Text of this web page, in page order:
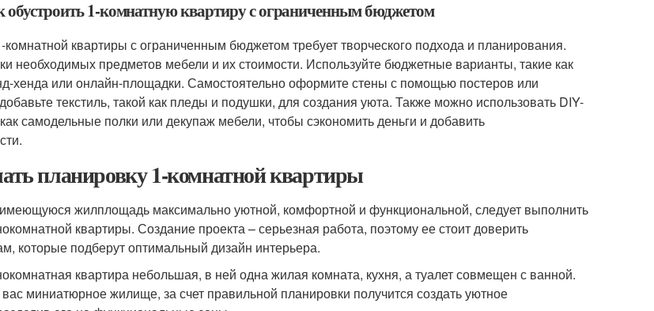
обустроить 1-комнатную квартиру с ограниченным бюджетом
комнатной квартиры с ограниченным бюджетом требует творческого подхода и планирования.
необходимых предметов мебели и их стоимости. Используйте бюджетные варианты, такие как
хенда или онлайн-площадки. Самостоятельно оформите стены с помощью постеров или
текстиль, такой как пледы и подушки, для создания уюта. Также можно использовать DIY-
самодельные полки или декупаж мебели, чтобы сэкономить деньги и добавить
планировку 1-комнатной квартиры
жилплощадь максимально уютной, комфортной и функциональной, следует выполнить
квартиры. Создание проекта – серьезная работа, поэтому ее стоит доверить
которые подберут оптимальный дизайн интерьера.
квартира небольшая, в ней одна жилая комната, кухня, а туалет совмещен с ванной.
миниатюрное жилище, за счет правильной планировки получится создать уютное